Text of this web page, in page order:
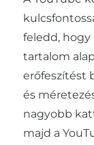
feledd, hogy
tartalom
erőfeszítést
és
nagyobb
majd a